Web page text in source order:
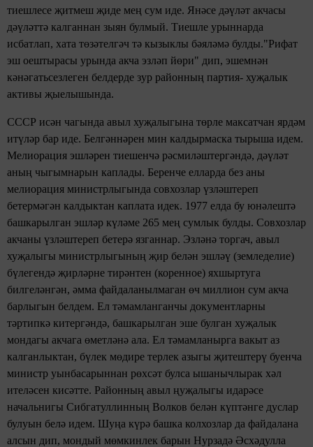
тиешлесе җитмеш җиде мең сум иде. Янәсе дәүләт акчасы
дәүләттә калганнан зыян булмый. Тиешле урыннарда
исбатлап, хата төзәтелгәч тә кызыклы бәяләмә булды."Рифат
эш оештырасы урында акча эзләп йөри" дип, эшемнән
кәнәгатьсезлеген белдерде зур районның партия- хуҗалык
активы җыелышында.
СССР исән чагында авыл хуҗалыгына төрле максатчан ярдәм
итүләр бар иде. Белгәннәрен мин калдырмаска тырыша идем.
Мелиорация эшләрен тиешенчә рәсмиләштергәндә, дәүләт
аның чыгымнарын каплады. Беренче елларда без аны
мелиорация министрлыгында совхозлар үзләштереп
бетермәгән калдыктан каплата идек. 1977 елда бу юнәлештә
башкарылган эшләр күләме 265 мең сумлык булды. Совхозлар
акчаны үзләштереп бетерә язганнар. Эзләнә торгач, авыл
хуҗалыгы министрлыгының җир белән эшләү (земледелие)
бүлегендә җирләрне тирәнтен (коренное) яхшыртуга
билгеләнгән, әмма файдаланылмаган өч миллион сум акча
барлыгын белдем. Ел тәмамланганчы документларны
тәртипкә китергәндә, башкарылган эше булган хуҗалык
мондагы акчага өметләнә ала. Ел тәмамланырга вакыт аз
калганлыктан, бүлек мөдире терлек азыгы җитештерү буенча
министр уынбасарыннан рөхсәт булса ышанычлырак хәл
ителәсен кисәтте. Районның авыл ңуҗалыгы идарәсе
начальнигы Сибгатуллинның Волков белән күптәнге дуслар
булуын белә идем. Шуңа күрә башка колхозлар да файдалана
алсын дип, мондый мөмкинлек барын Нурзадә Әсхәдулла